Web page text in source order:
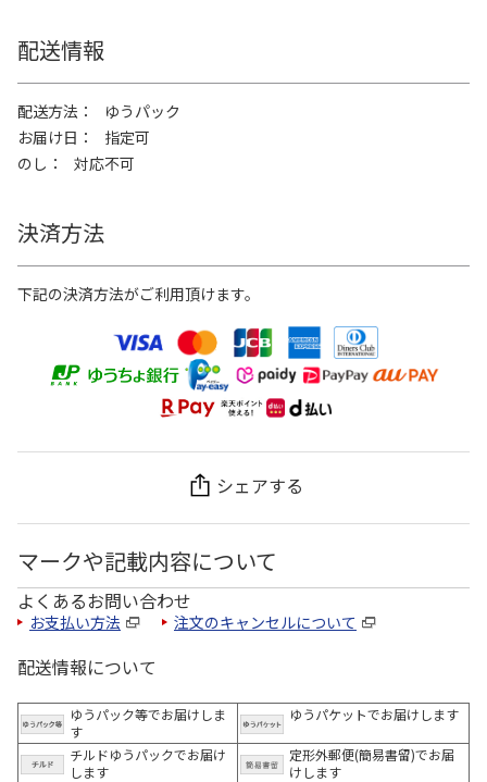
配送情報
配送方法
ゆうパック
お届け日
指定可
のし
対応不可
決済方法
下記の決済方法がご利用頂けます。
シェアする
マークや記載内容について
よくあるお問い合わせ
お支払い方法 注文のキャンセルについて
配送情報について
ゆうパック等でお届けしま
す
ゆうパケットでお届けします
チルドゆうパックでお届け
します
定形外郵便(簡易書留)でお届
けします